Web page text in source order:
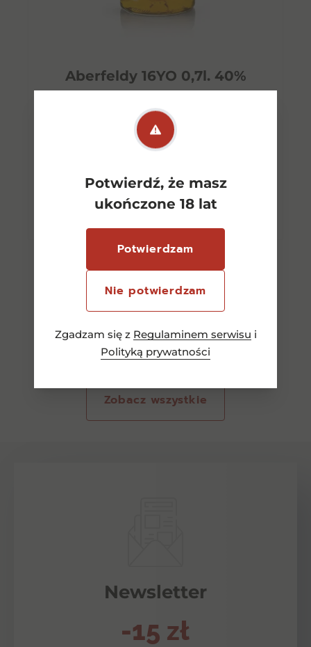
Potwierdź, że masz
ukończone 18 lat
Potwierdzam
Nie potwierdzam
Zgadzam się z Regulaminem serwisu i
Polityką prywatności
Aberfeldy 16YO 0,7l. 40%
399,00
Dowiedz się więcej
Zobacz wszystkie
Newsletter
-15 zł